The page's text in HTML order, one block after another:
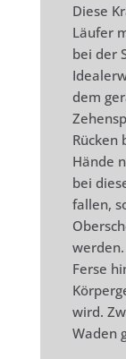
Diese
Läufer
bei der
dem
Rücken
Hände
bei
fallen,
Ferse
wird.
Waden